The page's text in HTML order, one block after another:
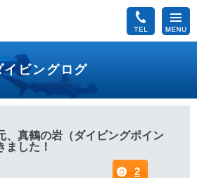
イビングログ
、真鶴の岩（ダイビングポイン
ました！
2